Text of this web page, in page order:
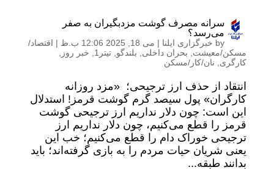
سرانه مصرف گوشت مزدبگیران به صفر
می‌رسد؟
by خبرگزاری ایلنا | می 18, 2025 12:06 ب.ظ | اقتصاد/
مسکن/معیشت
بحران داخلی بلندگو تیتر1 خبر روز
کارگری
نان/کار/مسکن
انتقاد از حذف ارز ترجیحی؛ «مزد روزانه
کارگران» پول سیصد گرم گوشت قرمز! استدلال
این است: چون دلار نداریم ارز ترجیحی گوشت
قرمز را قطع می‌کنیم، چون دلار نداریم ارز
ترجیحی خوراک دام را قطع می‌کنیم؛ خب این
یعنی شریان حیات مردم را به بازی گرفته‌اند؛ باید
بدانند طبقه...